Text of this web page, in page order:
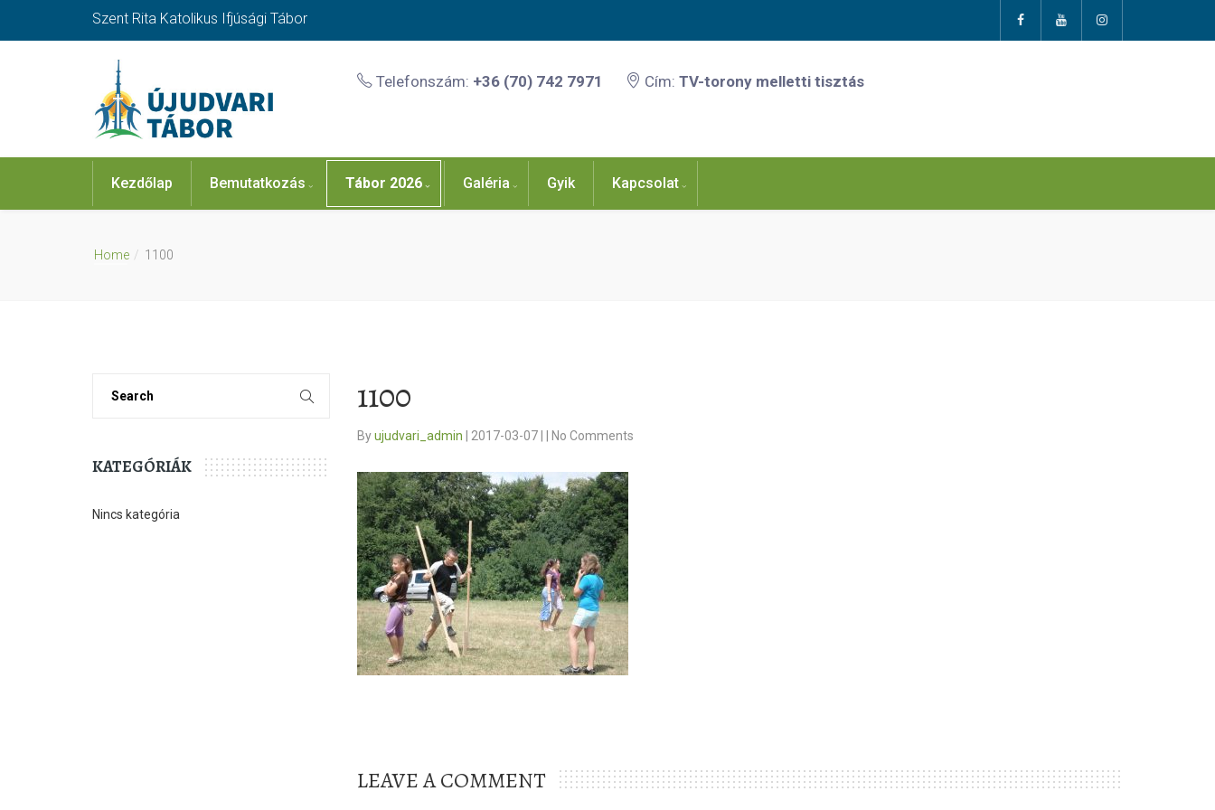
Szent Rita Katolikus Ifjúsági Tábor
Telefonszám: +36 (70) 742 7971 Cím: TV-torony melletti tisztás
Kezdőlap Bemutatkozás Tábor 2026 Galéria Gyik Kapcsolat
Home 1100
KATEGÓRIÁK
Nincs kategória
1100
Byujudvari_admin 2017-03-07 No Comments
LEAVE A COMMENT